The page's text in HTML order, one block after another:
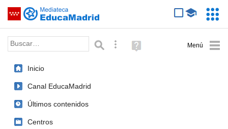
Saltar navegación
Palabra o frase: Búsqueda avanzada
Ayuda
(en
Inicio
Canal EducaMadrid
Últimos contenidos
Centros